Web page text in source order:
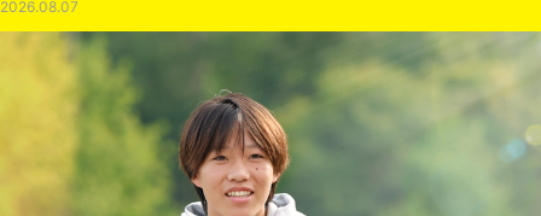
2026.08.07